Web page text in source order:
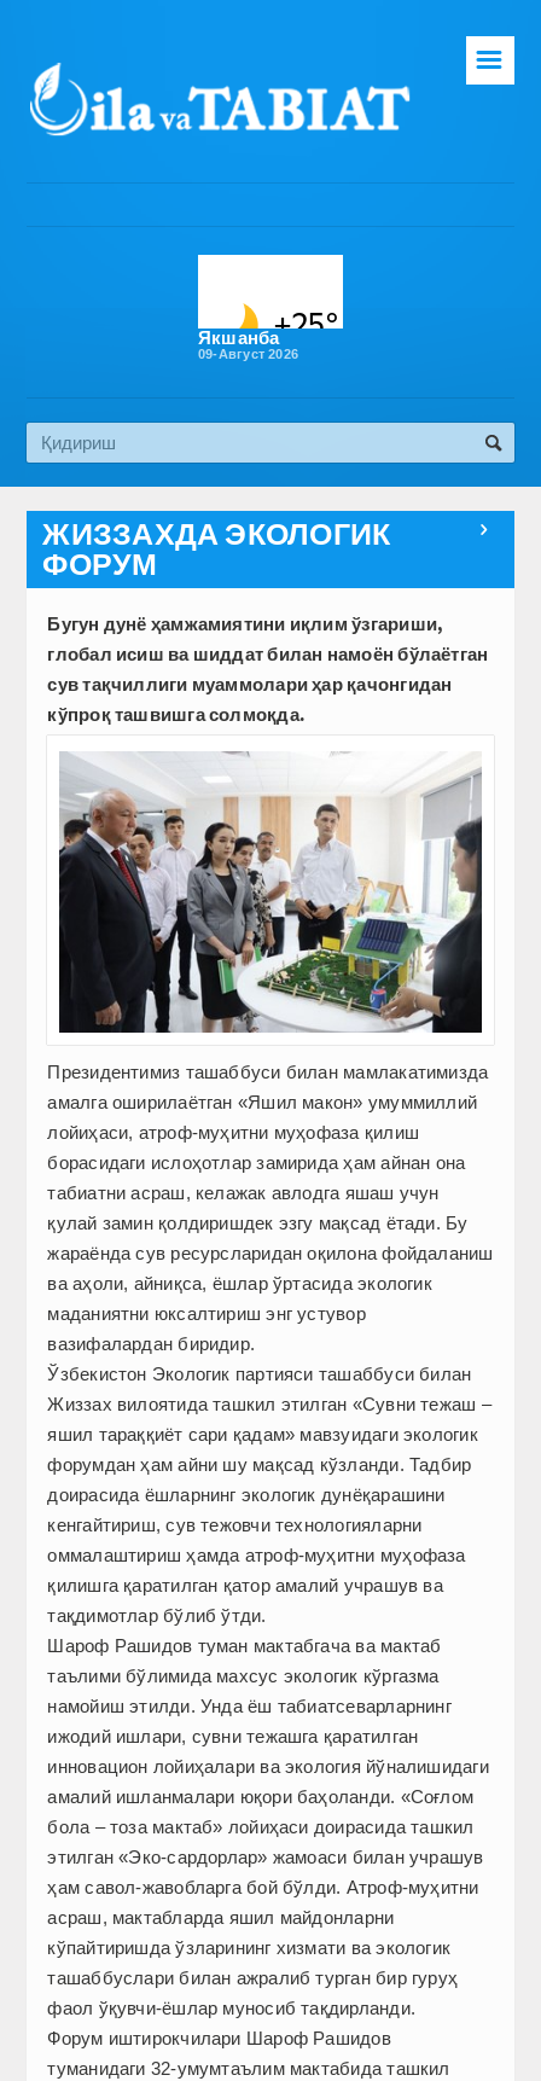
Бош саҳифа
Эко медиа
☰
Якшанба
09-Август 2026

ЖИЗЗАХДА ЭКОЛОГИК
ФОРУМ
Бугун дунё ҳамжамиятини иқлим ўзгариши,
глобал исиш ва шиддат билан намоён бўлаётган
сув тақчиллиги муаммолари ҳар қачонгидан
кўпроқ ташвишга солмоқда.
Президентимиз ташаббуси билан мамлакатимизда
амалга оширилаётган «Яшил макон» умуммиллий
лойиҳаси, атроф-муҳитни муҳофаза қилиш
борасидаги ислоҳотлар замирида ҳам айнан она
табиатни асраш, келажак авлодга яшаш учун
қулай замин қолдиришдек эзгу мақсад ётади. Бу
жараёнда сув ресурсларидан оқилона фойдаланиш
ва аҳоли, айниқса, ёшлар ўртасида экологик
маданиятни юксалтириш энг устувор
вазифалардан биридир.
Ўзбекистон Экологик партияси ташаббуси билан
Жиззах вилоятида ташкил этилган «Сувни тежаш –
яшил тараққиёт сари қадам» мавзуидаги экологик
форумдан ҳам айни шу мақсад кўзланди. Тадбир
доирасида ёшларнинг экологик дунёқарашини
кенгайтириш, сув тежовчи технологияларни
оммалаштириш ҳамда атроф-муҳитни муҳофаза
қилишга қаратилган қатор амалий учрашув ва
тақдимотлар бўлиб ўтди.
Шароф Рашидов туман мактабгача ва мактаб
таълими бўлимида махсус экологик кўргазма
намойиш этилди. Унда ёш табиатсеварларнинг
ижодий ишлари, сувни тежашга қаратилган
инновацион лойиҳалари ва экология йўналишидаги
амалий ишланмалари юқори баҳоланди. «Соғлом
бола – тоза мактаб» лойиҳаси доирасида ташкил
этилган «Эко-сардорлар» жамоаси билан учрашув
ҳам савол-жавобларга бой бўлди. Атроф-муҳитни
асраш, мактабларда яшил майдонларни
кўпайтиришда ўзларининг хизмати ва экологик
ташаббуслари билан ажралиб турган бир гуруҳ
фаол ўқувчи-ёшлар муносиб тақдирланди.
Форум иштирокчилари Шароф Рашидов
туманидаги 32-умумтаълим мактабида ташкил